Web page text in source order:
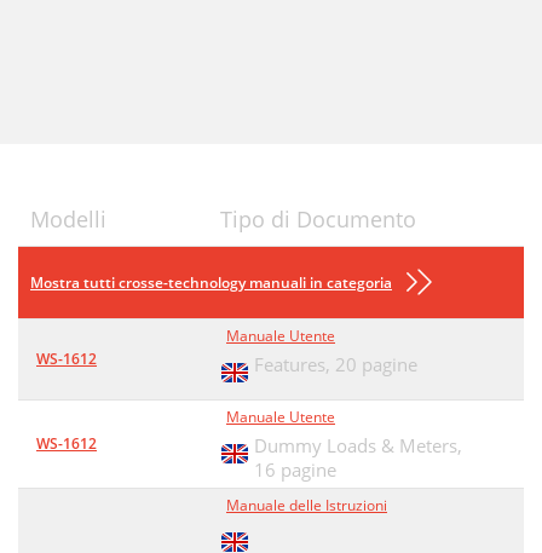
Modelli Tipo di Documento
Mostra tutti crosse-technology manuali in categoria
WS-1612
Manuale Utente
Features, 20 pagine
WS-1612
Manuale Utente
Dummy Loads & Meters,
16 pagine
Manuale delle Istruzioni